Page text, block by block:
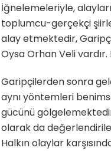
İğnelemeleriyle,
toplumcu-gerçekçi
alay etmektedir,
Oysa Orhan Veli
Garipçilerden sonra
aynı yöntemleri
gücünü
olarak da
Halkın olaylar